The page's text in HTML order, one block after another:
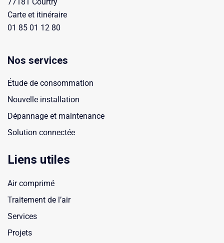
Carte et itinéraire
01 85 01 12 80
Nos services
Étude de consommation
Nouvelle installation
Dépannage et maintenance
Solution connectée
Liens utiles
Air comprimé
Traitement de l’air
Services
Projets